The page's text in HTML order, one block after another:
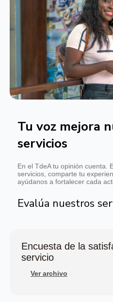
Tu voz mejora
servicios
En el TdeA tu opinión cuenta.
servicios, comparte tu
ayúdanos a fortalecer cada
Evalúa nuestros
Encuesta de la
servicio
Ver archivo